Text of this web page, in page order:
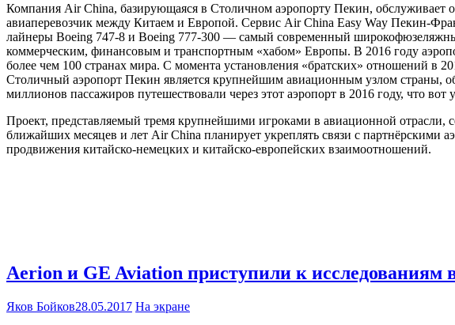
Компания Air China, базирующаяся в Столичном аэропорту Пекин,
авиаперевозчик между Китаем и Европой. Сервис Air China Easy Way Пекин-
лайнеры Boeing 747-8 и Boeing 777-300 — самый современный
коммерческим, финансовым и транспортным «хабом» Европы. В 2016 году
более чем 100 странах мира. С момента установления «братских» отношений в
Столичный аэропорт Пекин является крупнейшим авиационным узлом
миллионов пассажиров путешествовали через этот аэропорт в 2016 году, что
Проект, представляемый тремя крупнейшими игроками в авиационной отрасли,
ближайших месяцев и лет Air China планирует укреплять связи с партнёрскими
продвижения китайско-немецких и китайско-европейских взаимоотношений.
Aerion и GE Aviation приступили к исследованиям в
Яков Бойков28.05.2017 На экране